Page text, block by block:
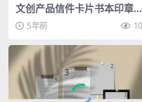
文创产品信件卡片书本印章办
公用品psd样机
5年前